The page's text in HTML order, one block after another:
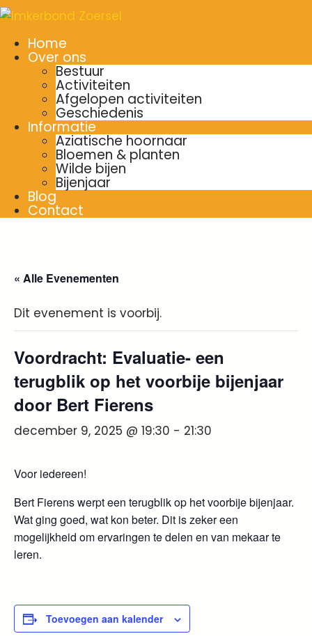
Home
Over ons
Bestuur
Activiteiten
Afgelopen activiteiten
Geschiedenis
Informatie
Aziatische hoornaar
Bloemen & planten
Wilde bijen
Bijenjaar
Blog
Contact
« Alle Evenementen
Dit evenement is voorbij.
Voordracht: Evaluatie- een
terugblik op het voorbije bijenjaar
door Bert Fierens
december 9, 2025 @ 19:30 - 21:30
Voor iedereen!
Bert Fierens werpt een terugblik op het voorbije bijenjaar.
Wat ging goed, wat kon beter. Dit is zeker een
mogelijkheid om ervaringen te delen en van mekaar te
leren.
Toevoegen aan kalender